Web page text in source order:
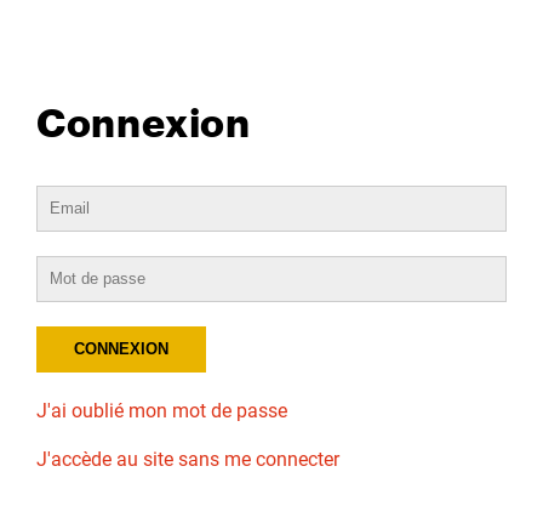
Connexion
J'ai oublié mon mot de passe
J'accède au site sans me connecter